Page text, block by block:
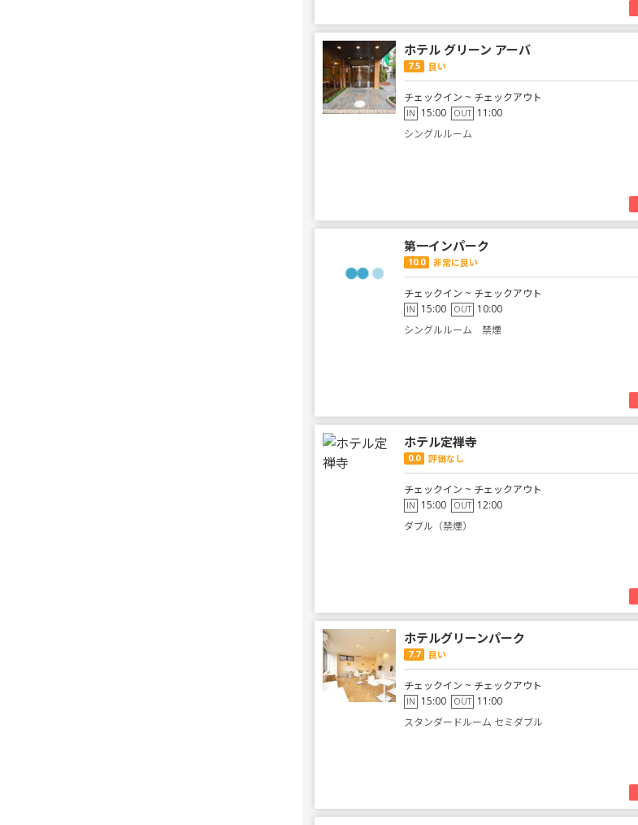
ホテル グリーン アーバ
7.5 良い
チェックイン ~ チェックアウト
IN 15:00 OUT 11:00
シングルルーム
第一インパーク
10.0 非常に良い
チェックイン ~ チェックアウト
IN 15:00 OUT 10:00
シングルルーム 禁煙
ホテル定禅寺
0.0 評価なし
チェックイン ~ チェックアウト
IN 15:00 OUT 12:00
ダブル（禁煙）
ホテルグリーンパーク
7.7 良い
チェックイン ~ チェックアウト
IN 15:00 OUT 11:00
スタンダードルーム セミダブル